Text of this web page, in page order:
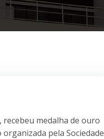
recebeu medalha de ouro
pela Sociedade